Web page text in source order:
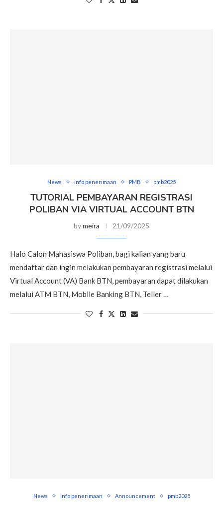
News info penerimaan PMB pmb2025
TUTORIAL PEMBAYARAN REGISTRASI
POLIBAN VIA VIRTUAL ACCOUNT BTN
bymeira 21/09/2025
Halo Calon Mahasiswa Poliban, bagi kalian yang baru
mendaftar dan ingin melakukan pembayaran registrasi melalui
Virtual Account (VA) Bank BTN, pembayaran dapat dilakukan
melalui ATM BTN, Mobile Banking BTN, Teller …
News info penerimaan Announcement pmb2025